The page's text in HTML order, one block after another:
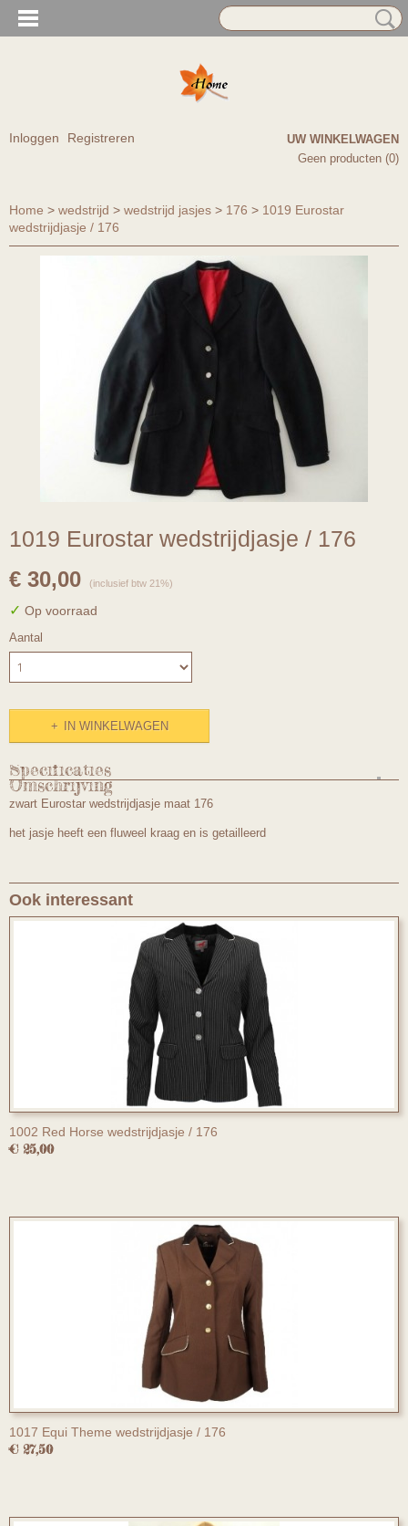
Inloggen Registreren
UW WINKELWAGEN
Geen producten (0)
Home > wedstrijd > wedstrijd jasjes > 176 > 1019 Eurostar
wedstrijdjasje / 176
1019 Eurostar wedstrijdjasje / 176
€ 30,00 (inclusief btw 21%)
✓ Op voorraad
Aantal
IN WINKELWAGEN
Specificaties
Productcode
1019/176
Omschrijving
zwart Eurostar wedstrijdjasje maat 176
het jasje heeft een fluweel kraag en is getailleerd
Ook interessant
1002 Red Horse wedstrijdjasje / 176
€ 25,00
1017 Equi Theme wedstrijdjasje / 176
€ 27,50